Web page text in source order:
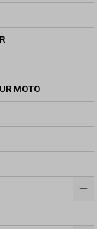
MOTO